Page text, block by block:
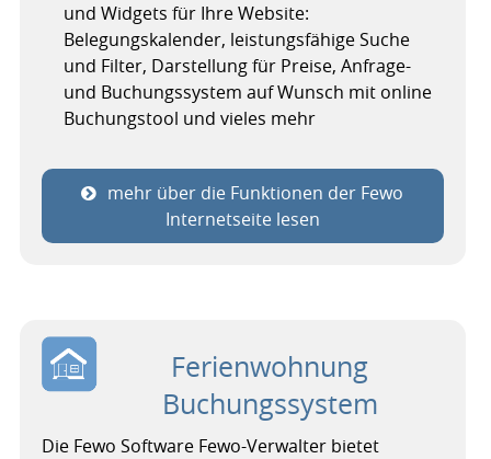
und Widgets für Ihre Website:
Belegungskalender, leistungsfähige Suche
und Filter, Darstellung für Preise, Anfrage-
und Buchungssystem auf Wunsch mit online
Buchungstool und vieles mehr
mehr über die Funktionen der Fewo
Internetseite lesen
Ferienwohnung
Buchungssystem
Die Fewo Software Fewo-Verwalter bietet